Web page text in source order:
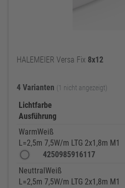
HALEMEIER Versa Fix 8x12
4 Varianten (1 nicht angezeigt)
Lichtfarbe
Ausführung
WarmWeiß
L=2,5m 7,5W/m LTG 2x1,8m M1
4250985916117
NeuttralWeiß
L=2,5m 7,5W/m LTG 2x1,8m M1